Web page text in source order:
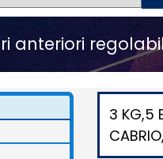
anteriori
3 KG,5
CABRIO,